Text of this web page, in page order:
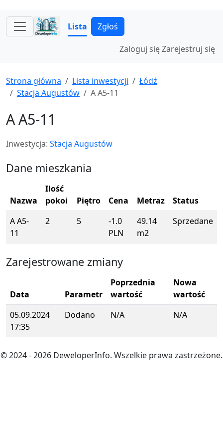
Lista Zgłoś
Zaloguj sięZarejestruj się
Strona główna Lista inwestycji
Łódź
Stacja Augustów
A A5-11
A A5-11
Inwestycja: Stacja Augustów
Dane mieszkania
Nazwa
Ilość
pokoi
Piętro Cena Metraz
Status
A A5-
11
2 5
-1.0
PLN
49.14
m2
Sprzedane
Zarejestrowane zmiany
Data Parametr
Poprzednia
wartość
Nowa
wartość
05.09.2024
17:35
Dodano N/A N/A
© 2024- 2026 DeweloperInfo. Wszelkie prawa zastrzeżone.